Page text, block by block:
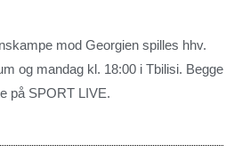
mod Georgien spilles hhv.
og mandag kl. 18:00 i Tbilisi. Begge
på SPORT LIVE.